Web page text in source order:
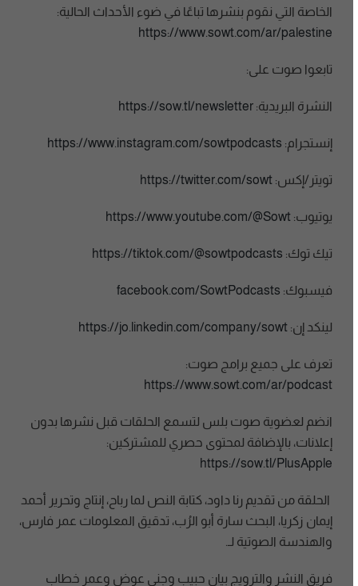
الخاصة التي نقوم بنشرها تباعًا في ضوء الأحداث الحالية:
https://www.sowt.com/ar/palestine
تابعوا صوت على:
النشرة البريدية:https://sow.tl/newsletter
إنستجرام:https://www.instagram.com/sowtpodcasts
تويتر/إكس:https://twitter.com/sowt
يوتيوب:https://www.youtube.com/@Sowt
تيك توك:https://tiktok.com/@sowtpodcasts
فيسبوك:facebook.com/SowtPodcasts
لينكد إن:https://jo.linkedin.com/company/sowt
تعرف على جميع برامج صوت:
https://www.sowt.com/ar/podcast
انضم لعضوية صوت بلس لتسمع الحلقات قبل نشرها بدون
إعلانات، بالإضافة لمحتوى حصري للمشتركين:
https://sow.tl/PlusApple
الحلقة من تقديم رنا داود، كتابة النص لما رباح، إنتاج وتحرير أحمد
إيمان زكريا، البحث سارة أبو الرُب، تدقيق المعلومات عمر فارس،
والهندسة الصوتية لـ.
فريق النشر والترويج بيان حبيب وجنى عوض وعمر خطاب